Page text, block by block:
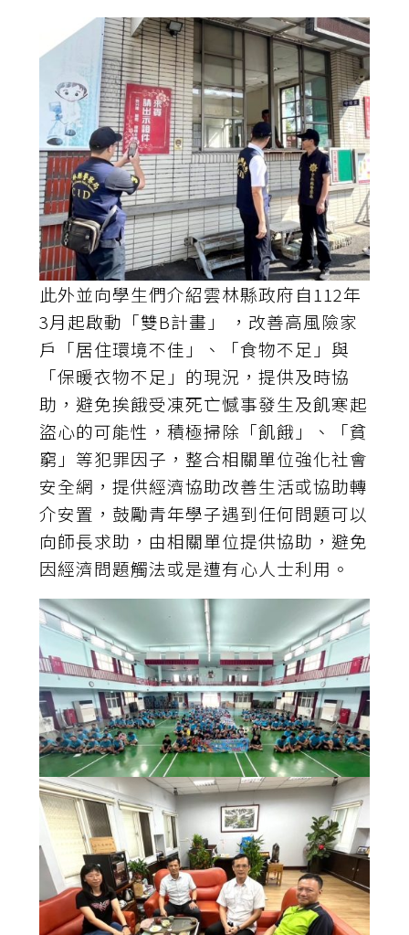
此外並向學生們介紹雲林縣政府自112年
3月起啟動「雙B計畫」 ，改善高風險家
戶「居住環境不佳」、「食物不足」與
「保暖衣物不足」的現況，提供及時協
助，避免挨餓受凍死亡憾事發生及飢寒起
盜心的可能性，積極掃除「飢餓」、「貧
窮」等犯罪因子，整合相關單位強化社會
安全網，提供經濟協助改善生活或協助轉
介安置，鼓勵青年學子遇到任何問題可以
向師長求助，由相關單位提供協助，避免
因經濟問題觸法或是遭有心人士利用。